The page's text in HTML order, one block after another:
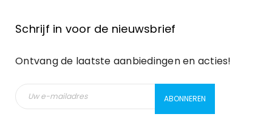
Schrijf in voor de nieuwsbrief
Ontvang de laatste aanbiedingen en acties!